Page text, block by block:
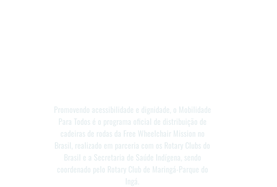
Promovendo acessibilidade e dignidade, o Mobilidade
Para Todos é o programa oficial de distribuição de
cadeiras de rodas da Free Wheelchair Mission no
Brasil, realizado em parceria com os Rotary Clubs do
Brasil e a Secretaria de Saúde Indígena, sendo
coordenado pelo Rotary Club de Maringá-Parque do
Ingá.